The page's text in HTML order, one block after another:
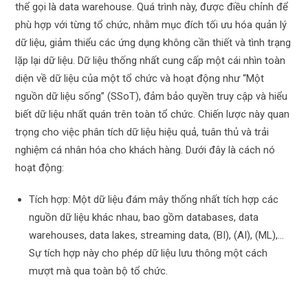
thể gọi là data warehouse. Quá trình này, được điều chỉnh để
phù hợp với từng tổ chức, nhằm mục đích tối ưu hóa quản lý
dữ liệu, giảm thiểu các ứng dụng không cần thiết và tình trạng
lặp lại dữ liệu. Dữ liệu thống nhất cung cấp một cái nhìn toàn
diện về dữ liệu của một tổ chức và hoạt động như “Một
nguồn dữ liệu sống” (SSoT), đảm bảo quyền truy cập và hiểu
biết dữ liệu nhất quán trên toàn tổ chức. Chiến lược này quan
trọng cho việc phân tích dữ liệu hiệu quả, tuân thủ và trải
nghiệm cá nhân hóa cho khách hàng. Dưới đây là cách nó
hoạt động:
Tích hợp: Một dữ liệu đám mây thống nhất tích hợp các
nguồn dữ liệu khác nhau, bao gồm databases, data
warehouses, data lakes, streaming data, (BI), (AI), (ML),…
Sự tích hợp này cho phép dữ liệu lưu thông một cách
mượt mà qua toàn bộ tổ chức.